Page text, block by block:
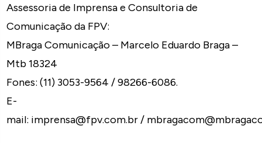
Assessoria de Imprensa e Consultoria de
Comunicação da FPV:
MBraga Comunicação – Marcelo Eduardo Braga –
Mtb 18324
Fones: (11) 3053-9564 / 98266-6086.
E-
mail: imprensa@fpv.com.br /